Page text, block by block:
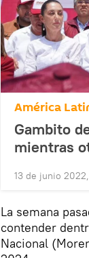
América
Gambito
mientras
13 de junio
La semana
contender
Nacional